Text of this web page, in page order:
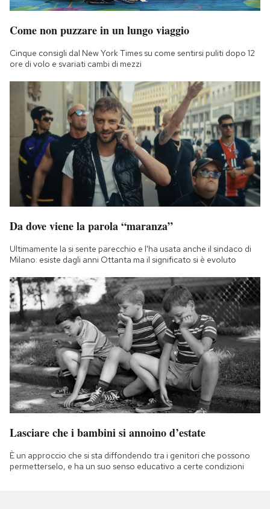
Come non puzzare in un lungo viaggio
Cinque consigli dal New York Times su come sentirsi puliti dopo 12
ore di volo e svariati cambi di mezzi
Da dove viene la parola “maranza”
Ultimamente la si sente parecchio e l'ha usata anche il sindaco di
Milano: esiste dagli anni Ottanta ma il significato si è evoluto
Lasciare che i bambini si annoino d’estate
È un approccio che si sta diffondendo tra i genitori che possono
permetterselo, e ha un suo senso educativo a certe condizioni